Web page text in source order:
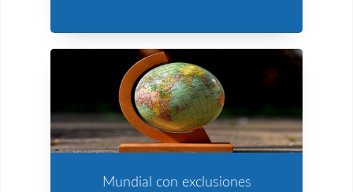
Mundial con exclusiones